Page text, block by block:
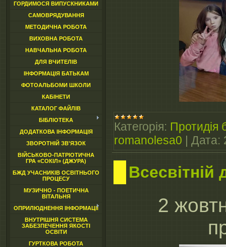
ГОРДИМОСЯ ВИПУСКНИКАМИ
САМОВРЯДУВАННЯ
МЕТОДИЧНА РОБОТА
ВИХОВНА РОБОТА
НАВЧАЛЬНА РОБОТА
ДЛЯ ВЧИТЕЛІВ
ІНФОРМАЦІЯ БАТЬКАМ
ФОТОАЛЬБОМИ ШКОЛИ
КАБІНЕТИ
КАТАЛОГ ФАЙЛІВ
БІБЛІОТЕКА
ДОДАТКОВА ІНФОРМАЦІЯ
ЗВОРОТНІЙ ЗВ'ЯЗОК
ВІЙСЬКОВО-ПАТРІОТИЧНА
ГРА «СОКІЛ» (ДЖУРА)
БЖД УЧАСНИКІВ ОСВІТНЬОГО
ПРОЦЕСУ
МУЗИЧНО - ПОЕТИЧНА
ВІТАЛЬНЯ
ОПРИЛЮДНЕННЯ ІНФОРМАЦІЇ
ВНУТРІШНЯ СИСТЕМА
ЗАБЕЗПЕЧЕННЯ ЯКОСТІ
ОСВІТИ
ГУРТКОВА РОБОТА
Категорія: Протидія
romanolesa0
Дата:
Всесвітній
2